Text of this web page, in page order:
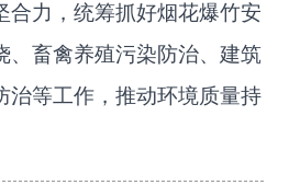
合力，统筹抓好烟花爆竹安
、畜禽养殖污染防治、建筑
治等工作，推动环境质量持